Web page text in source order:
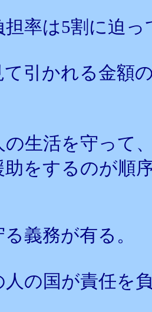
担率は5割に迫っ
引かれる金額
の生活を守って
をするのが順
義務が有る。
の国が責任を